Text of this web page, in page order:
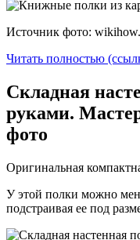
Источник фото:
Читать полностью
Складная
руками.
фото
Оригинальная
У этой полки можно
подстраивая ее под